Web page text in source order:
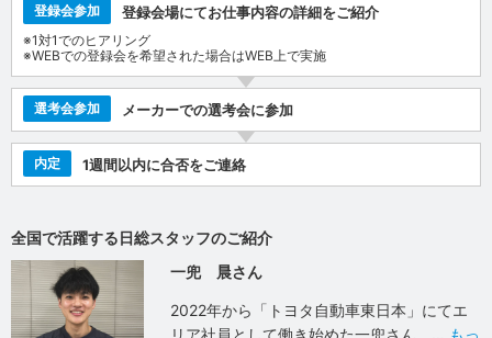
登録会参加 登録会場にてお仕事内容の詳細をご紹介
※1対1でのヒアリング
※WEBでの登録会を希望された場合はWEB上で実施
選考会参加 メーカーでの選考会に参加
内定 1週間以内に合否をご連絡
全国で活躍する日総スタッフのご紹介
一兜 晨さん
2022年から「トヨタ自動車東日本」にてエ
リア社員として働き始めた一兜さん、
もっ